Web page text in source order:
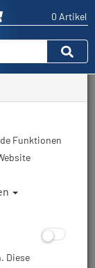
0 Artikel
Funktionen
Diese